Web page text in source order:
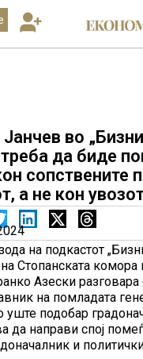
во
да биде
сопствените
а не кон
на подкастот
на Стопанската
Азески
на помладата
подобар
да направи спој
и